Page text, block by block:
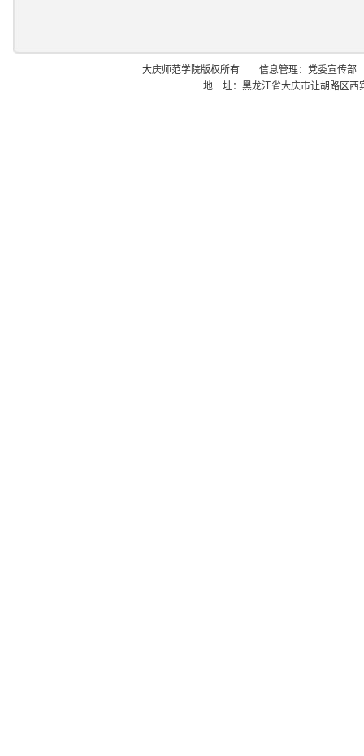
大庆师范学院版权所有 信息管理：党委宣传
地 址：黑龙江省大庆市让胡路区